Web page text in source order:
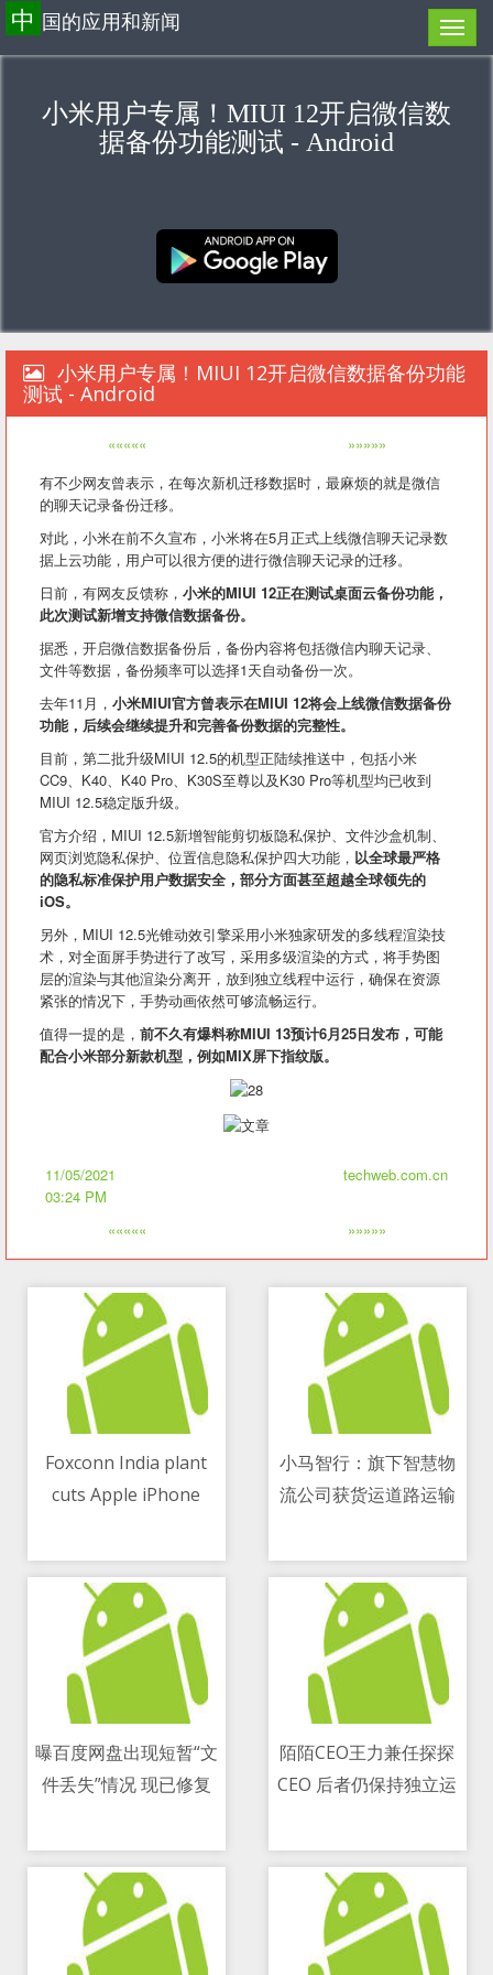
中 国的应用和新闻
小米用户专属！MIUI 12开启微信数
据备份功能测试 - Android
小米用户专属！MIUI 12开启微信数据备份功能
测试 - Android
«««««
»»»»»
有不少网友曾表示，在每次新机迁移数据时，最麻烦的就是微信
的聊天记录备份迁移。
对此，小米在前不久宣布，小米将在5月正式上线微信聊天记录数
据上云功能，用户可以很方便的进行微信聊天记录的迁移。
日前，有网友反馈称， 小米的MIUI 12正在测试桌面云备份功能，
此次测试新增支持微信数据备份。
据悉，开启微信数据备份后，备份内容将包括微信内聊天记录、
文件等数据，备份频率可以选择1天自动备份一次。
去年11月， 小米MIUI官方曾表示在MIUI 12将会上线微信数据备份
功能，后续会继续提升和完善备份数据的完整性。
目前，第二批升级MIUI 12.5的机型正陆续推送中，包括小米
CC9、K40、K40 Pro、K30S至尊以及K30 Pro等机型均已收到
MIUI 12.5稳定版升级。
官方介绍，MIUI 12.5新增智能剪切板隐私保护、文件沙盒机制、
网页浏览隐私保护、位置信息隐私保护四大功能， 以全球最严格
的隐私标准保护用户数据安全，部分方面甚至超越全球领先的
iOS。
另外，MIUI 12.5光锥动效引擎采用小米独家研发的多线程渲染技
术，对全面屏手势进行了改写，采用多级渲染的方式，将手势图
层的渲染与其他渲染分离开，放到独立线程中运行，确保在资源
紧张的情况下，手势动画依然可够流畅运行。
值得一提的是， 前不久有爆料称MIUI 13预计6月25日发布，可能
配合小米部分新款机型，例如MIX屏下指纹版。
11/05/2021
03:24 PM
techweb.com.cn
««««« »»»»»
Foxconn India plant
cuts Apple iPhone
percent
小马智行：旗下智慧物
流公司获货运道路运输
曝百度网盘出现短暂“文
件丢失”情况 现已修复
陌陌CEO王力兼任探探
CEO 后者仍保持独立运